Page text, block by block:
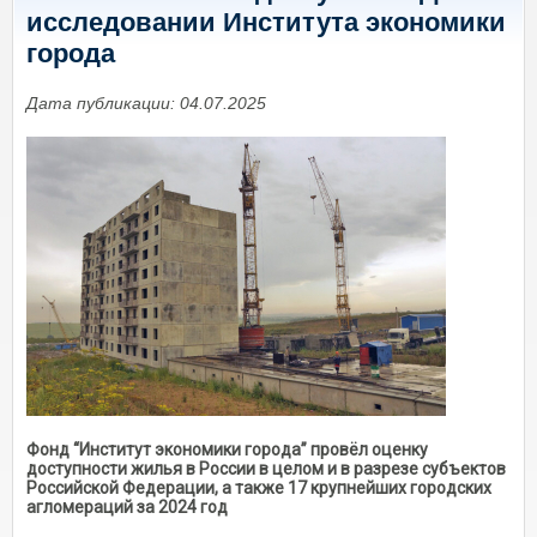
исследовании Института экономики
города
Дата публикации: 04.07.2025
Фонд “Институт экономики города” провёл оценку
доступности жилья в России в целом и в разрезе субъектов
Российской Федерации, а также 17 крупнейших городских
агломераций за 2024 год